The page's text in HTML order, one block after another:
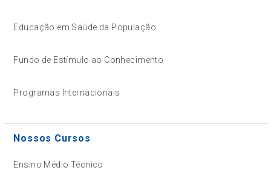
Educação em Saúde da População
Fundo de Estímulo ao Conhecimento
Programas Internacionais
Nossos Cursos
Ensino Médio Técnico